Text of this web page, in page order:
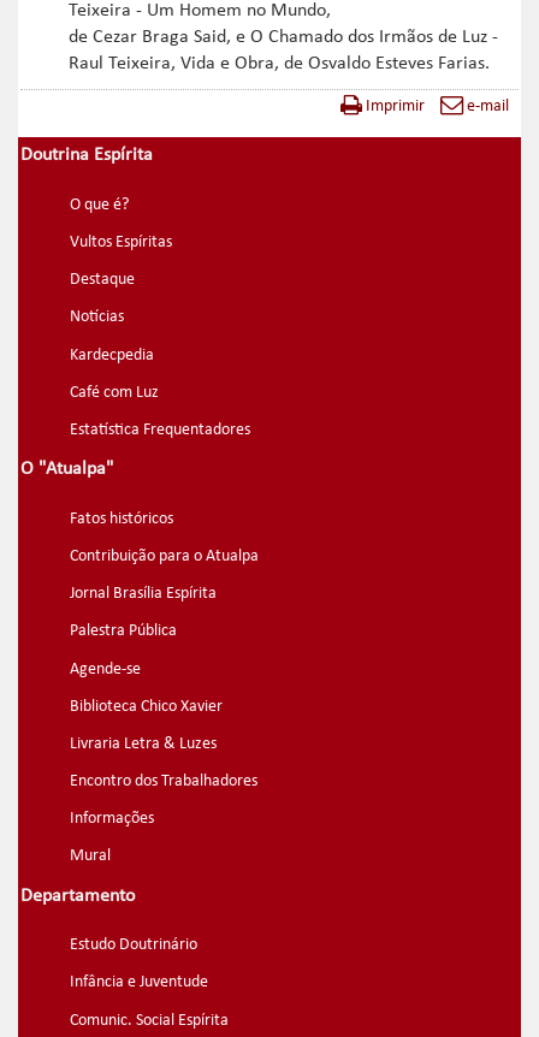
Teixeira - Um Homem no Mundo,
de Cezar Braga Said, e O Chamado dos Irmãos de Luz -
Raul Teixeira, Vida e Obra, de Osvaldo Esteves Farias.
Imprimir e-mail
Doutrina Espírita
O que é?
Vultos Espíritas
Destaque
Notícias
Kardecpedia
Café com Luz
Estatística Frequentadores
O "Atualpa"
Fatos históricos
Contribuição para o Atualpa
Jornal Brasília Espírita
Palestra Pública
Agende-se
Biblioteca Chico Xavier
Livraria Letra & Luzes
Encontro dos Trabalhadores
Informações
Mural
Departamento
Estudo Doutrinário
Infância e Juventude
Comunic. Social Espírita